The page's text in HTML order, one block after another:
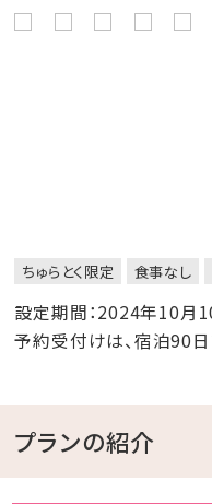
ちゅらとく限定 食事なし
設定期間：2024年10月
予約受付けは、宿泊90
プランの紹介